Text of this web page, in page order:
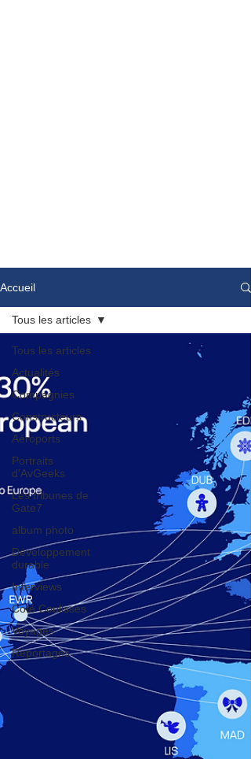
Accueil
Tous les articles
Actualités
Compagnies
Constructeurs
Aéroports
Portraits
d'AvGeeks
Les tribunes de
Gate7
album photo
Développement
durable
Interviews
Coté Coulisses
Voyages
Reportages
Tous les articles